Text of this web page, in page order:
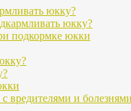
юкку?
юкку?
подкормке юкки
вредителями и